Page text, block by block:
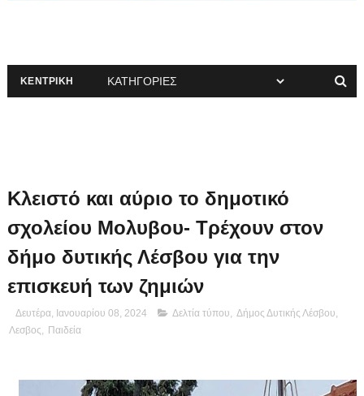
ΚΕΝΤΡΙΚΗ
Κλειστό και αύριο το δημοτικό
σχολείου Μολυβου- Τρέχουν στον
δήμο δυτικής Λέσβου για την
επισκευή των ζημιών
Δευτέρα, Ιανουαρίου 08, 2024 Δελτία τύπου Δήμος Δυτικής Λέσβου
Λεσβος
Παιδεία